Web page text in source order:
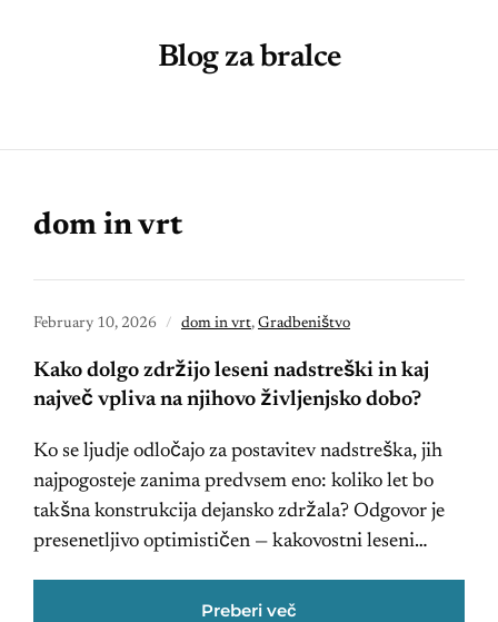
Blog za bralce
dom in vrt
February 10, 2026 dom in vrt, Gradbeništvo
Kako dolgo zdržijo leseni nadstreški in kaj
največ vpliva na njihovo življenjsko dobo?
Ko se ljudje odločajo za postavitev nadstreška, jih
najpogosteje zanima predvsem eno: koliko let bo
takšna konstrukcija dejansko zdržala? Odgovor je
presenetljivo optimističen — kakovostni leseni…
Preberi več